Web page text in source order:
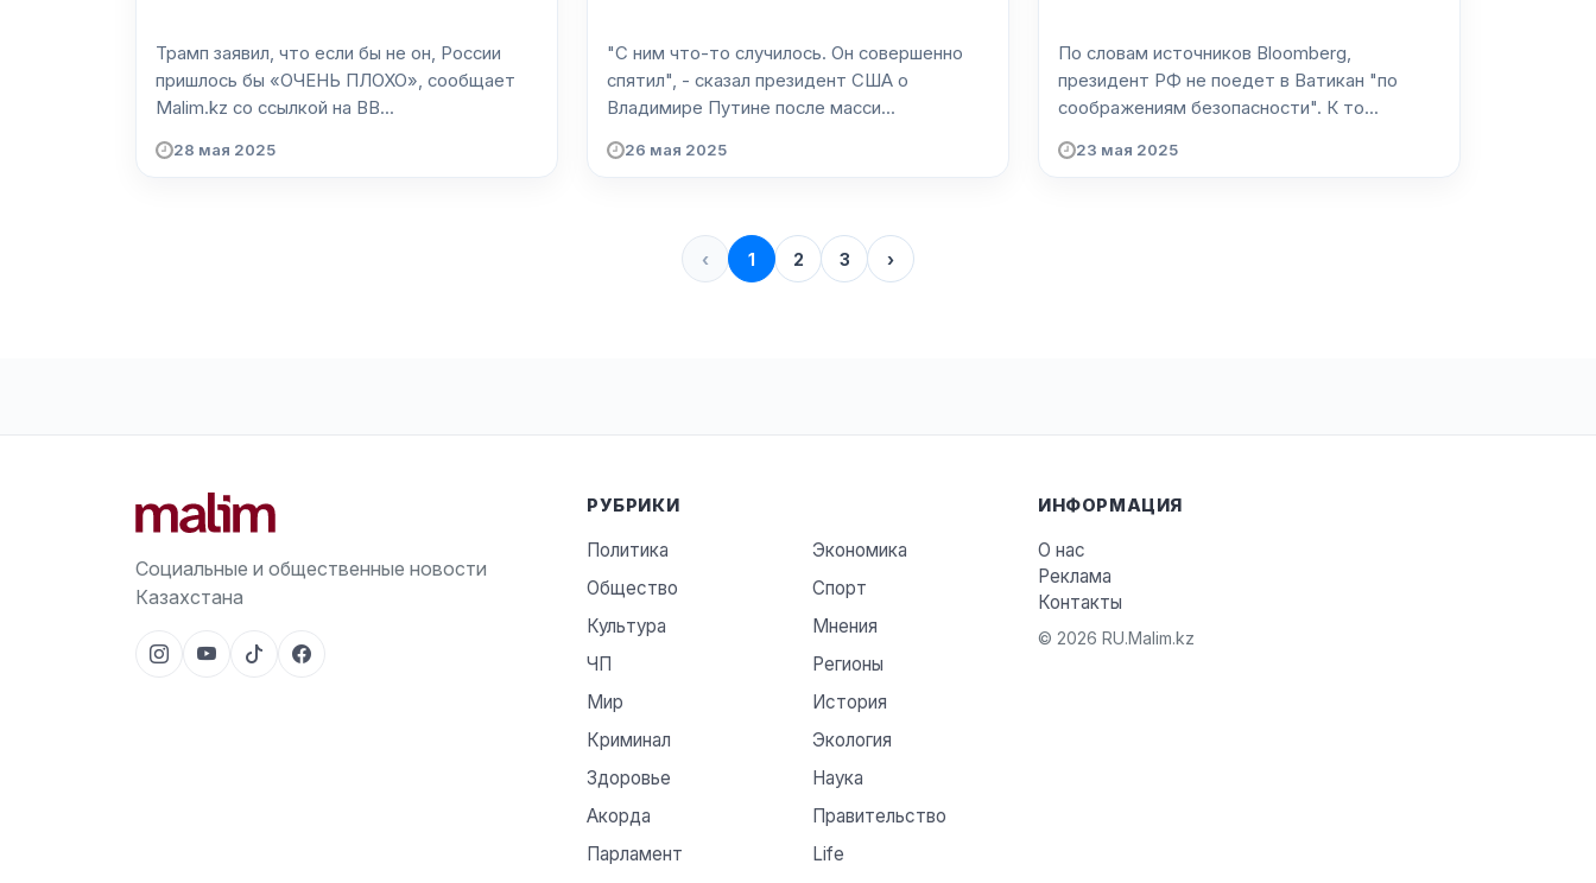
Трамп заявил, что если бы не он, России
пришлось бы «ОЧЕНЬ ПЛОХО», сообщает
Malim.kz со ссылкой на ВВ...
28 мая 2025
"С ним что-то случилось. Он совершенно
спятил", - сказал президент США о
Владимире Путине после масси...
26 мая 2025
По словам источников Bloomberg,
президент РФ не поедет в Ватикан "по
соображениям безопасности". К то...
23 мая 2025
‹ 1 2 3 ›
Социальные и общественные новости
Казахстана
РУБРИКИ
Политика
Экономика
Общество
Спорт
Культура
Мнения
ЧП
Регионы
Мир
История
Криминал
Экология
Здоровье
Наука
Акорда
Правительство
Парламент
Life
ИНФОРМАЦИЯ
О нас
Реклама
Контакты
© 2026 RU.Malim.kz